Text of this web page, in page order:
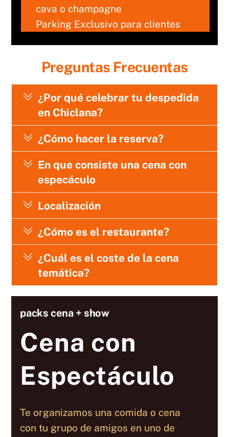
cava o champagne
Parking Exclusivo para clientes
Preguntas Frecuentas
¿Por qué celebrar tu despedida
en Chiclana?
¿Cómo hacer la reserva?
En que consiste una cena con
especáculo
Localización
¿Cómo es el restaurante?
¿Cuál es el coste de la cena
temática?
packs cena + show
Cena con
Espectáculo
Te organizamos una comida o cena
con tu grupo de amigos en uno de